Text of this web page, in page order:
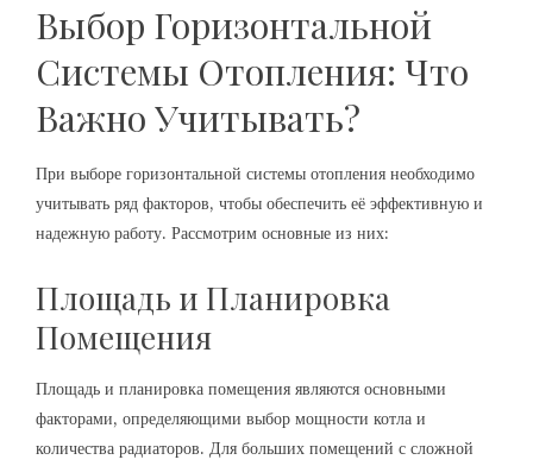
Выбор Горизонтальной
Системы Отопления: Что
Важно Учитывать?
При выборе горизонтальной системы отопления необходимо
учитывать ряд факторов, чтобы обеспечить её эффективную и
надежную работу. Рассмотрим основные из них:
Площадь и Планировка
Помещения
Площадь и планировка помещения являются основными
факторами, определяющими выбор мощности котла и
количества радиаторов. Для больших помещений с сложной